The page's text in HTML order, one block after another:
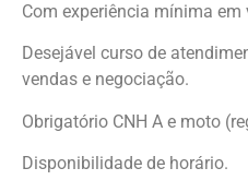
Com experiência mínima em
Desejável curso de
vendas e negociação.
Obrigatório CNH A e moto
Disponibilidade de horário.